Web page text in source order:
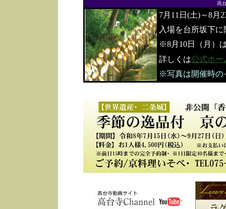
高
7月11日(土)～8月
入場を台所坂下
※8月10日（月）
詳しくは公式ホー
※写真は開催時の